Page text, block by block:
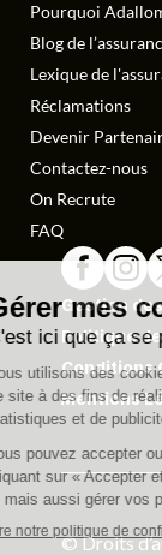
Pourquoi
Blog de
Lexique de
Réclamations
Devenir
Contactez-nous
On Recrute
FAQ
Gestion
Politique
Conditions
Mentions
© Droits